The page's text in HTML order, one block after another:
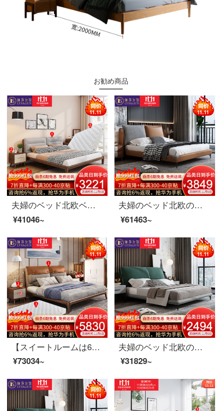
お勧め商品
夫婦のベッド北欧ベッドの実木ベッドのダブルベッドは1.8メートルで、簡単にベッドルームの布芸ベッドの結婚式ベッドの家具のベッド+マットレス+マットレス*1 1800*2000
¥41046~
夫婦のベッド北欧の軽奢なツインベッド1.8メートルの近代的な簡単なベッドルームの木製品の家具のベッド+3 E椰子のベッドのマットレス+マットレス*2頭の本当の牛皮(全皮)+落葉松の内で支える+進級版の骨格
¥61463~
【スイートルームは6割引が受けられます】夫婦莎公館北欧寝室客間レストラン全屋家具セットB【100-250平方メートル】適用コース一（主臥5点セット）白蝋木
¥73034~
夫婦のベッド北欧の軽奢な布芸ダブルベッド1.8メートルのイタリア式のきわめて簡単な寝室は木のベッドの逸品の家具のベッドを分解して洗うことができます。
¥31829~